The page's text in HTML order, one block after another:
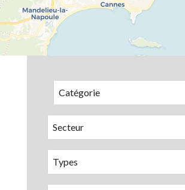
Catégorie
Secteur
Types